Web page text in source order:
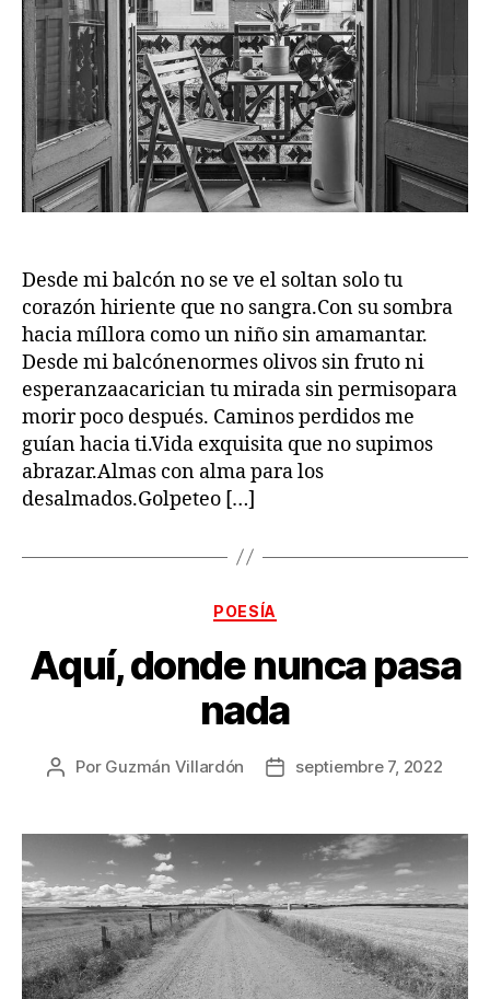
Desde mi balcón no se ve el soltan solo tu
corazón hiriente que no sangra.Con su sombra
hacia míllora como un niño sin amamantar.
Desde mi balcónenormes olivos sin fruto ni
esperanzaacarician tu mirada sin permisopara
morir poco después. Caminos perdidos me
guían hacia ti.Vida exquisita que no supimos
abrazar.Almas con alma para los
desalmados.Golpeteo […]
Categorías
POESÍA
Aquí, donde nunca pasa
nada
Autor
publicación
Por Guzmán Villardón
Fecha
publicación
septiembre 7, 2022